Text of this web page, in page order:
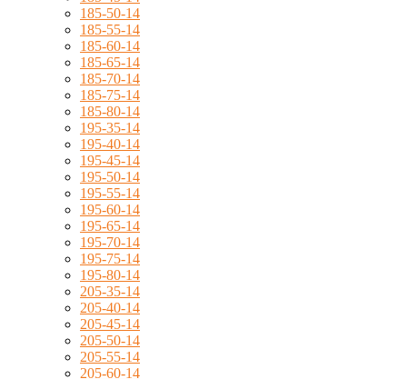
185-50-14
185-55-14
185-60-14
185-65-14
185-70-14
185-75-14
185-80-14
195-35-14
195-40-14
195-45-14
195-50-14
195-55-14
195-60-14
195-65-14
195-70-14
195-75-14
195-80-14
205-35-14
205-40-14
205-45-14
205-50-14
205-55-14
205-60-14